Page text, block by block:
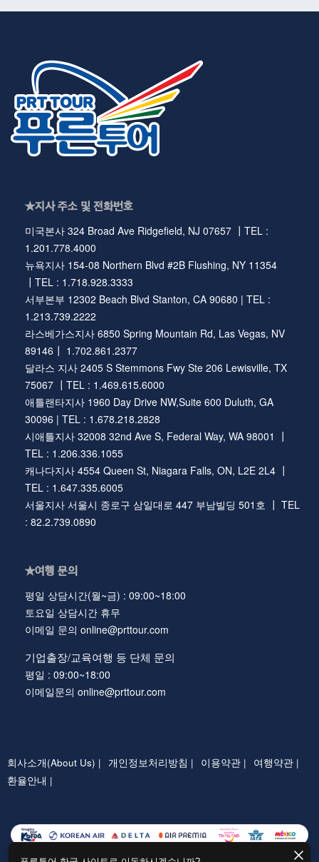
★지사 주소 및 전화번호
미국본사 324 Broad Ave Ridgefield, NJ 07657 ┃TEL :
1.201.778.4000
뉴욕지사 154-08 Northern Blvd #2B Flushing, NY 11354
┃TEL : 1.718.928.3333
서부본부 12302 Beach Blvd Stanton, CA 90680 | TEL :
1.213.739.2222
라스베가스지사 6850 Spring Mountain Rd, Las Vegas, NV
89146┃ 1.702.861.2377
달라스 지사 2405 S Stemmons Fwy Ste 206 Lewisville, TX
75067 ┃TEL : 1.469.615.6000
애틀랜타지사 1960 Day Drive NW,Suite 600 Duluth, GA
30096 | TEL : 1.678.218.2828
시애틀지사 32008 32nd Ave S, Federal Way, WA 98001 ┃
TEL : 1.206.336.1055
캐나다지사 4554 Queen St, Niagara Falls, ON, L2E 2L4 ┃
TEL : 1.647.335.6005
서울지사 서울시 종로구 삼일대로 447 부남빌딩 501호 ┃ TEL
: 82.2.739.0890
★여행 문의
평일 상담시간(월~금) : 09:00~18:00
토요일 상담시간 휴무
이메일 문의 online@prttour.com
기업출장/교육여행 등 단체 문의
평일 : 09:00~18:00
이메일문의 online@prttour.com
회사소개(About Us) | 개인정보처리방침 | 이용약관 |
여행약관 |
환율안내 |